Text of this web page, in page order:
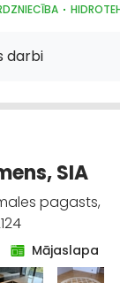
darbi
SIA
pagasts,
Mājaslapa